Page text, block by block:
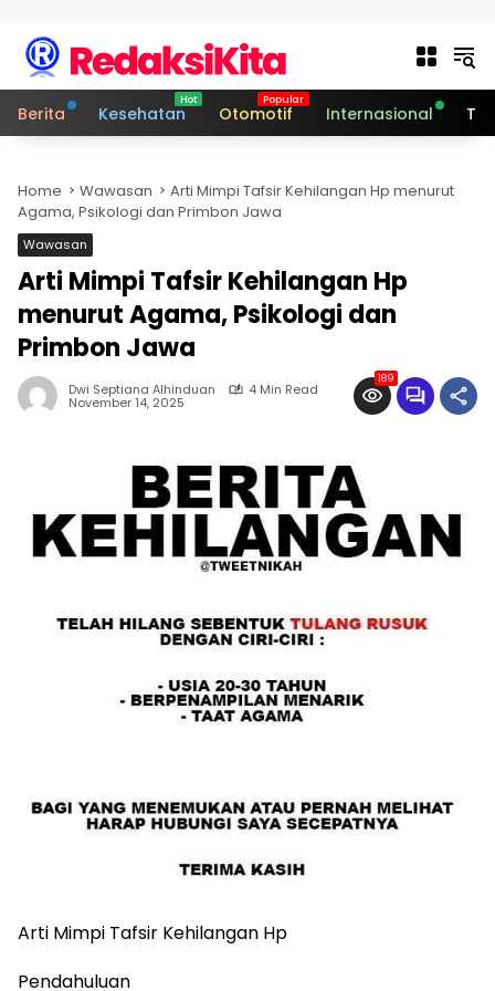
Berita Kesehatan Otomotif Internasional
Home Wawasan
Arti Mimpi Tafsir Kehilangan Hp menurut
Agama, Psikologi dan Primbon Jawa
Wawasan
Arti Mimpi Tafsir Kehilangan Hp
menurut Agama, Psikologi dan
Primbon Jawa
Dwi Septiana Alhinduan 4 Min Read
November 14, 2025
189
Arti Mimpi Tafsir Kehilangan Hp
Pendahuluan